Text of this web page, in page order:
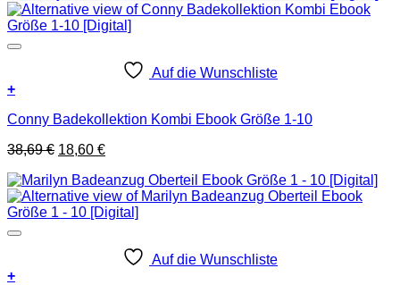
Auf die Wunschliste
+
Conny Badekollektion Kombi Ebook Größe 1-10
38,69€ Ursprünglicher
war:
38,69 €
18,60 €Aktueller
ist:
18,60 €.
Auf die Wunschliste
+